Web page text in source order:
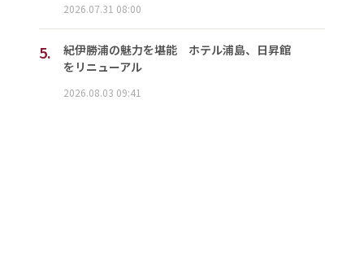
2026.07.31 08:00
5.
紀伊勝浦の魅力を堪能 ホテル浦島、日昇館
をリニューアル
2026.08.03 09:41